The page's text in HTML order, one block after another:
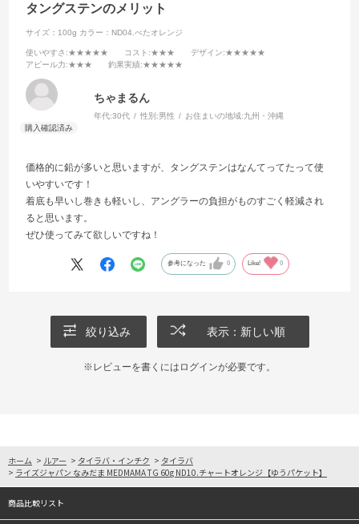
タングステンのメリット
サイズ：100g カラー：ND04.べたオレンジ
使いやすさ :★★★★★ コスト :★★★ デザイン:★★★★★
アピール力:★★★ 釣果実績:★★★★★
ちゃまるん
年代:30代 性別:男性 お住まいの地域:九州・沖縄
価格的に鉛が多いと思いますが、タングステンはなんてってたって使
いやすいです！
着底も早いし巻きも軽いし、アングラーの負担がものすごく軽減され
ると思います。
ぜひ使ってみて欲しいですね！
参考になった 0 Like! 0
絞り込み 表示：新しい順
※レビューを書くには ログインが必要です。
ホーム > ルアー > タイラバ・インチク > タイラバ
> ライズジャパン なみだま MEDMAMA TG 60g ND10.チャートオレンジ【ゆうパケット】
商品比較リスト